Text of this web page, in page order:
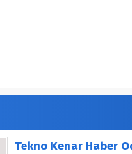
Tekno Kenar Haber